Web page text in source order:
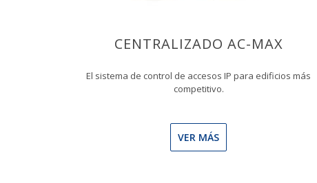
CENTRALIZADO AC-MAX
El sistema de control de accesos IP para edificios más
competitivo.
VER MÁS